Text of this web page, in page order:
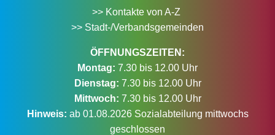
>> Kontakte von A-Z
>> Stadt-/Verbandsgemeinden
ÖFFNUNGSZEITEN:
Montag: 7.30 bis 12.00 Uhr
Dienstag: 7.30 bis 12.00 Uhr
Mittwoch: 7.30 bis 12.00 Uhr
Hinweis: ab 01.08.2026 Sozialabteilung mittwochs
geschlossen